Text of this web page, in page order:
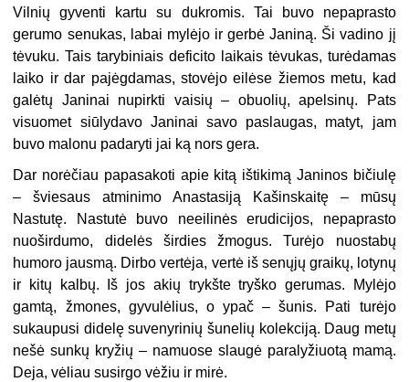
Vilnių gyventi kartu su dukromis. Tai buvo nepaprasto
gerumo senukas, labai mylėjo ir gerbė Janiną. Ši vadino jį
tėvuku. Tais tarybiniais deficito laikais tėvukas, turėdamas
laiko ir dar pajėgdamas, stovėjo eilėse žiemos metu, kad
galėtų Janinai nupirkti vaisių – obuolių, apelsinų. Pats
visuomet siūlydavo Janinai savo paslaugas, matyt, jam
buvo malonu padaryti jai ką nors gera.
Dar norėčiau papasakoti apie kitą ištikimą Janinos bičiulę
– šviesaus atminimo Anastasiją Kašinskaitę – mūsų
Nastutę. Nastutė buvo neeilinės erudicijos, nepaprasto
nuoširdumo, didelės širdies žmogus. Turėjo nuostabų
humoro jausmą. Dirbo vertėja, vertė iš senųjų graikų, lotynų
ir kitų kalbų. Iš jos akių trykšte tryško gerumas. Mylėjo
gamtą, žmones, gyvulėlius, o ypač – šunis. Pati turėjo
sukaupusi didelę suvenyrinių šunelių kolekciją. Daug metų
nešė sunkų kryžių – namuose slaugė paralyžiuotą mamą.
Deja, vėliau susirgo vėžiu ir mirė.